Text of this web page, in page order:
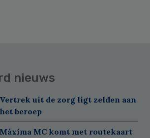
nieuws
Vertrek uit de zorg ligt zelden aan
het beroep
Máxima MC komt met routekaart